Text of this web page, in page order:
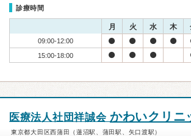
診療時間
月 火 水 木
09:00-12:00
15:00-18:00
医療法人社団祥誠会 かわいクリニ
東京都大田区西蒲田（蓮沼駅、蒲田駅、矢口渡駅）